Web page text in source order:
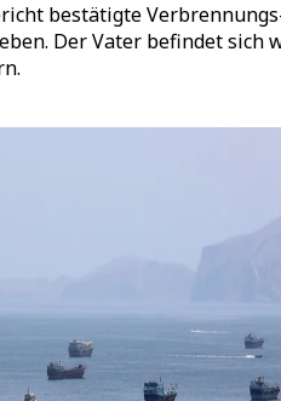
bestätigte
Der Vater befindet